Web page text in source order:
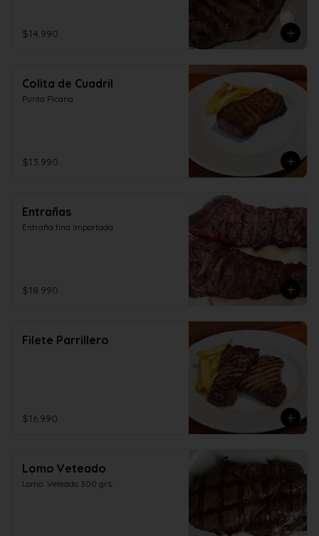
$14.990
Colita de Cuadril
Punta Picana
$13.990
Entrañas
Entraña fina importada
$18.990
Filete Parrillero
$16.990
Lomo Veteado
Lomo  Veteado 300 grs.